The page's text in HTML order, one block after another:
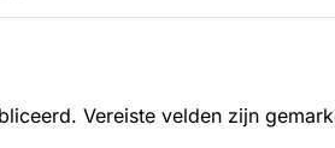
Vereiste velden zijn